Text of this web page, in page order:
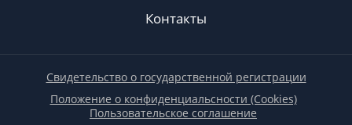
Контакты
Пользовательское соглашение
Положение о конфиденциальсности (Cookies)
Свидетельство о государственной регистрации